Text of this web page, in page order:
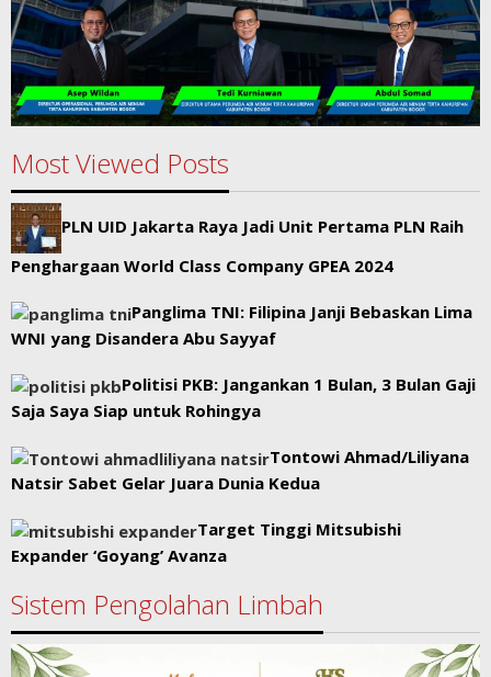
Most Viewed Posts
PLN UID Jakarta Raya Jadi Unit Pertama PLN Raih
Penghargaan World Class Company GPEA 2024
Panglima TNI: Filipina Janji Bebaskan Lima
WNI yang Disandera Abu Sayyaf
Politisi PKB: Jangankan 1 Bulan, 3 Bulan Gaji
Saja Saya Siap untuk Rohingya
Tontowi Ahmad/Liliyana
Natsir Sabet Gelar Juara Dunia Kedua
Target Tinggi Mitsubishi
Expander ‘Goyang’ Avanza
Sistem Pengolahan Limbah